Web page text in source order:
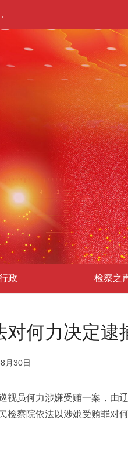
政 检察之
对何力决定逮
月30日
视员何力涉嫌受贿一案，由
检察院依法以涉嫌受贿罪对